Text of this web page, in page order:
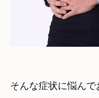
そんな症状に悩んで